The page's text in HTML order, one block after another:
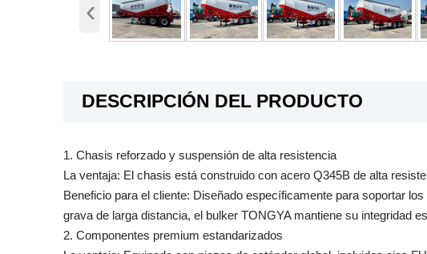
‹
DESCRIPCIÓN DEL PRODUCTO
1. Chasis reforzado y suspensión de alta resistencia
La ventaja: El chasis está construido con acero Q345B de alta
Beneficio para el cliente: Diseñado específicamente para soportar
grava de larga distancia, el bulker TONGYA mantiene su integridad
2. Componentes premium estandarizados